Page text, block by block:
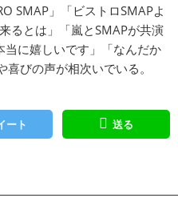
SMAP」「ビストロSMAPよ
るとは」「嵐とSMAPが共演
に嬉しいです」「なんだか
びの声が相次いでいる。
ート 送る